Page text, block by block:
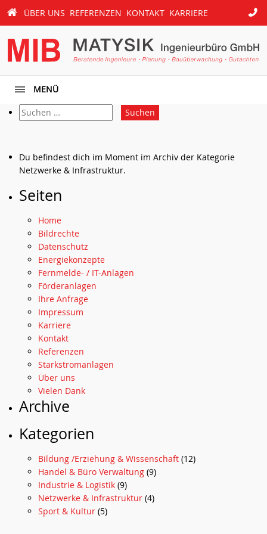
START
ÜBER UNS REFERENZEN KONTAKT KARRIERE
069
/
13
72
-0
MENÜ
Suche
nach:
Du befindest dich im Moment im Archiv der Kategorie
Netzwerke & Infrastruktur.
Seiten
Home
Bildrechte
Datenschutz
Energiekonzepte
Fernmelde- / IT-Anlagen
Förderanlagen
Ihre Anfrage
Impressum
Karriere
Kontakt
Referenzen
Starkstromanlagen
Über uns
Vielen Dank
Archive
Kategorien
Bildung /Erziehung & Wissenschaft (12)
Handel & Büro Verwaltung (9)
Industrie & Logistik (9)
Netzwerke & Infrastruktur (4)
Sport & Kultur (5)